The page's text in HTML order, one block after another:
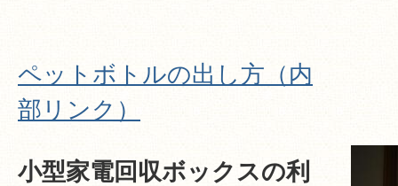
ペットボトルの出し方（内
部リンク）
小型家電回収ボックスの利